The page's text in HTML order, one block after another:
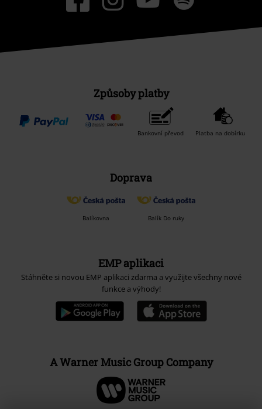
Způsoby platby
Bankovní převod Platba na dobírku
Doprava
Balíkovna Balík Do ruky
EMP aplikaci
Stáhněte si novou EMP aplikaci zdarma a využijte všechny nové
funkce a výhody!
A Warner Music Group Company